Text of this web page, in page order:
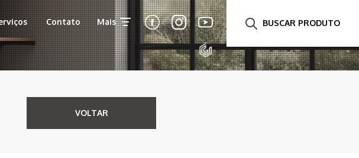
Contato Mais BUSCAR PRODUTO
VOLTAR